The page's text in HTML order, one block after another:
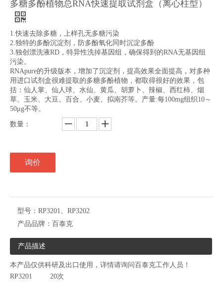
多糖多酚植物总RNA快速提取试剂盒（离心柱型）
1.快速去除多糖，上样孔无多糖污染
2.独特的多酚沉淀剂，防多酚氧化同时沉淀多酚
3.独创漂洗液RD，特异性洗掉基因组，确保得到的RNA无基因组
污染。
RNApure的升级版本，增加了沉淀剂，提高效果全面提高，对多种
用进口试剂盒很难提取的多糖多酚植物，都取得很好的效果，包
括：仙人掌、仙人球、水仙、黄瓜、胡萝卜、辣椒、西红柿、烟
草、玉米、大豆、百合、小麦、拟南芥等。产量:每100mg组织10～
50μg不等。
数量：
询价
型号： RP3201、RP3202
产品品牌： 百泰克
产品描述
本产品仅供科研及出口使用，详情请询问百泰克工作人员！
RP3201 20次